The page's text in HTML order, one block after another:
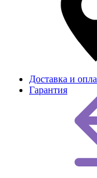
Доставка и
Гарантия